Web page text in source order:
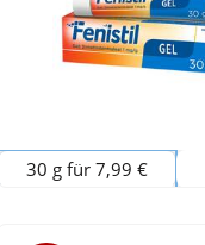
30 g für 7,99 €